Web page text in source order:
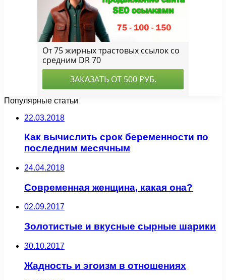
Популярные статьи
22.03.2018
Как вычислить срок беременности по
последним месячным
24.04.2018
Современная женщина, какая она?
02.09.2017
Золотистые и вкусные сырные шарики
30.10.2017
Жадность и эгоизм в отношениях